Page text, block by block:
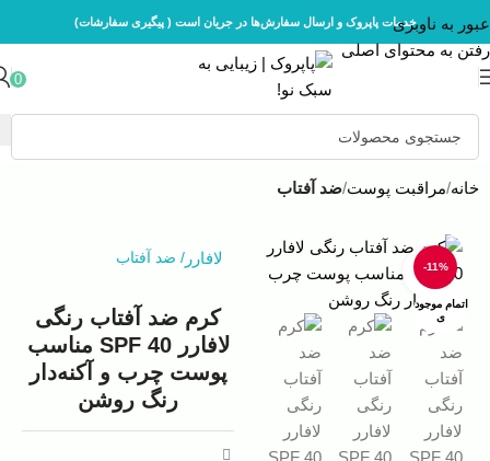
عبور به ناوبری
رفتن به محتوای اصلی
خدمات پاپروک و ارسال سفارش‌ها در جریان است ( پیگیری سفارشات)
0
خانه مراقبت پوست ضد آفتاب
-11%
اتمام موجود
ی
بزرگنمایی تصویر
لافارر / ضد آفتاب
کرم ضد آفتاب رنگی
لافارر SPF 40 مناسب
پوست چرب و آکنه‌دار
رنگ روشن